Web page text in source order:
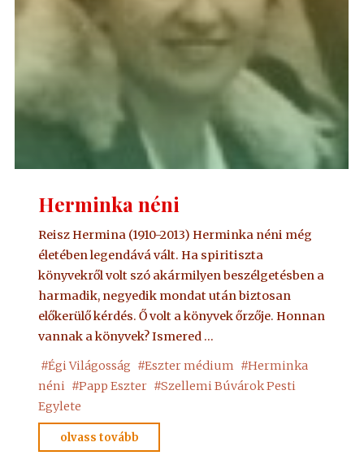
Herminka néni
Reisz Hermina (1910-2013) Herminka néni még
életében legendává vált. Ha spiritiszta
könyvekről volt szó akármilyen beszélgetésben a
harmadik, negyedik mondat után biztosan
előkerülő kérdés. Ő volt a könyvek őrzője. Honnan
vannak a könyvek? Ismered …
#Égi Világosság #Eszter médium #Herminka
néni #Papp Eszter #Szellemi Búvárok Pesti
Egylete
olvass tovább
néni"